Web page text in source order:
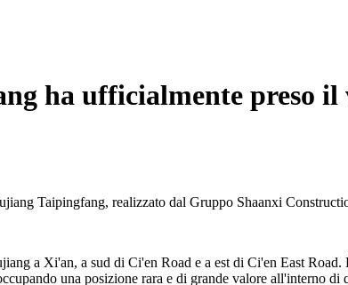
ha ufficialmente preso
Taipingfang, realizzato dal Gruppo Shaanxi
a Xi'an, a sud di Ci'en Road e a est di Ci'en East
una posizione rara e di grande valore all'interno